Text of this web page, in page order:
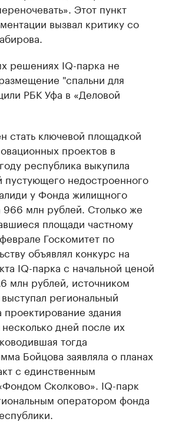
Этот пункт
вызвал критику со
решениях IQ-парка не
"спальни для
РБК Уфа в «Деловой
стать ключевой площадкой
проектов в
республика выкупила
пустующего недостроенного
у Фонда жилищного
966 млн рублей. Столько же
площади частному
Госкомитет по
объявлял конкурс на
IQ-парка с начальной ценой
млн рублей, источником
региональный
здания
дней после их
тогда
Бойцова заявляла о планах
с единственным
Сколково». IQ-парк
оператором фонда